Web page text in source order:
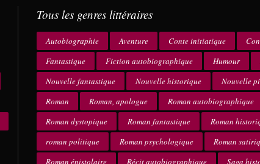
Tous les genres littéraires
Autobiographie Aventure Conte initiatique
Fantastique
Fiction autobiographique Humour
Nouvelle fantastique
Nouvelle historique Nouvelle
Roman
Roman, apologue Roman autobiographique
Roman dystopique
Roman fantastique Roman
roman politique
Roman psychologique Roman
Roman épistolaire
Récit autobiographique Saga